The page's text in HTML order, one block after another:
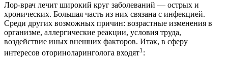
Лор-врач лечит широкий круг заболеваний — острых и
хронических. Большая часть из них связана с инфекцией.
Среди других возможных причин: возрастные изменения в
организме, аллергические реакции, условия труда,
воздействие иных внешних факторов. Итак, в сферу
интересов оториноларинголога входят1: